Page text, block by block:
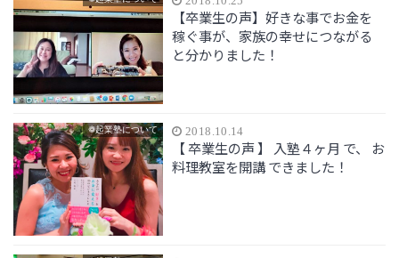
【卒業生の声】好きな事でお金を
稼ぐ事が、家族の幸せにつながる
と分かりました！
❁起業塾について 2018.10.14
【 卒業生の声 】 入塾４ヶ月 で、 お
料理教室を開講 できました！